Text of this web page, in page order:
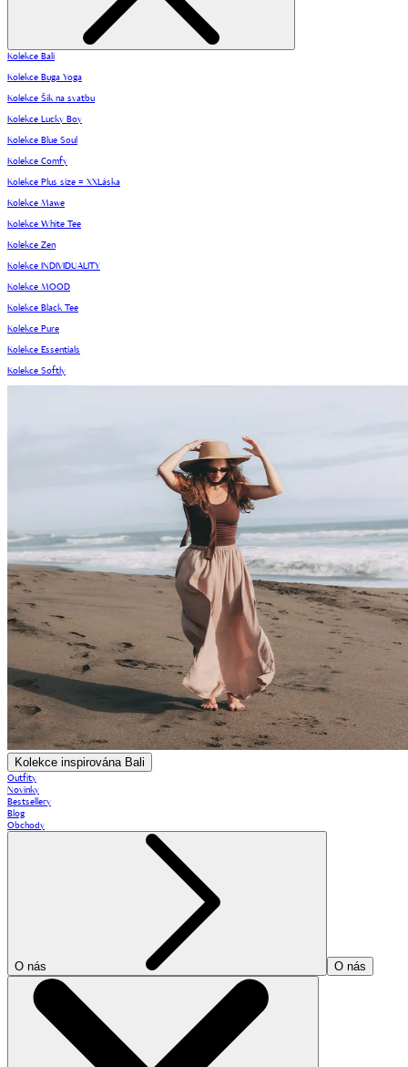
Kolekce Bali
Kolekce Buga Yoga
Kolekce Šik na svatbu
Kolekce Lucky Boy
Kolekce Blue Soul
Kolekce Comfy
Kolekce Plus size = XXLáska
Kolekce Mawe
Kolekce White Tee
Kolekce Zen
Kolekce INDIVIDUALITY
Kolekce MOOD
Kolekce Black Tee
Kolekce Pure
Kolekce Essentials
Kolekce Softly
Kolekce inspirována Bali
Outfity
Novinky
Bestsellery
Blog
Obchody
O nás O nás